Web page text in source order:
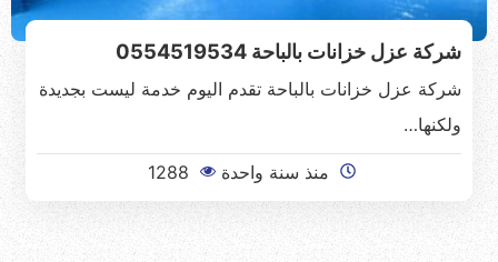
شركة عزل خزانات بالباحة 0554519534
شركة عزل خزانات بالباحة تقدم اليوم خدمة ليست بجديدة
ولكنها…
منذ سنة واحدة 1288